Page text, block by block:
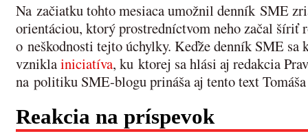
Na začiatku tohto mesiaca umožnil denník SME
orientáciou, ktorý prostredníctvom neho začal šíriť
o neškodnosti tejto úchylky. Keďže denník SME
vzniklainiciatíva, ku ktorej sa hlási aj redakcia
na politiku SME-blogu prináša aj tento text
Reakcia na príspevok